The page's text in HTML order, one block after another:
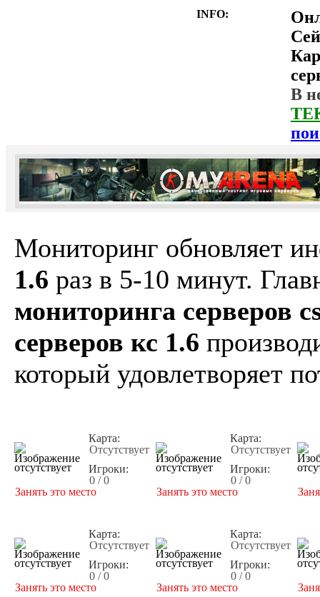
INFO:
В
Мониторинг обновляет
1.6 раз в 5-10 минут.
мониторинга серверов
серверов кс 1.6
который удовлетворяет
Карта:
Отсутствует
Игроки:
0 / 0
Занять это место
Карта:
Отсутствует
Игроки:
0 / 0
Занять это место
Карта:
Отсутствует
Игроки:
0 / 0
Занять это место
Карта:
Отсутствует
Игроки:
0 / 0
Занять это место